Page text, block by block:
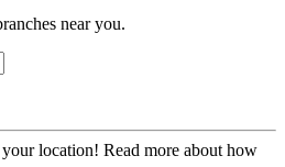
near you.
location! Read more about how